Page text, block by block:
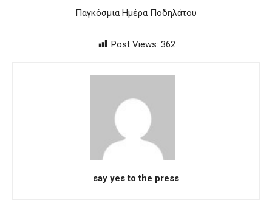
Παγκόσμια Ημέρα Ποδηλάτου
Post Views: 362
say yes to the press